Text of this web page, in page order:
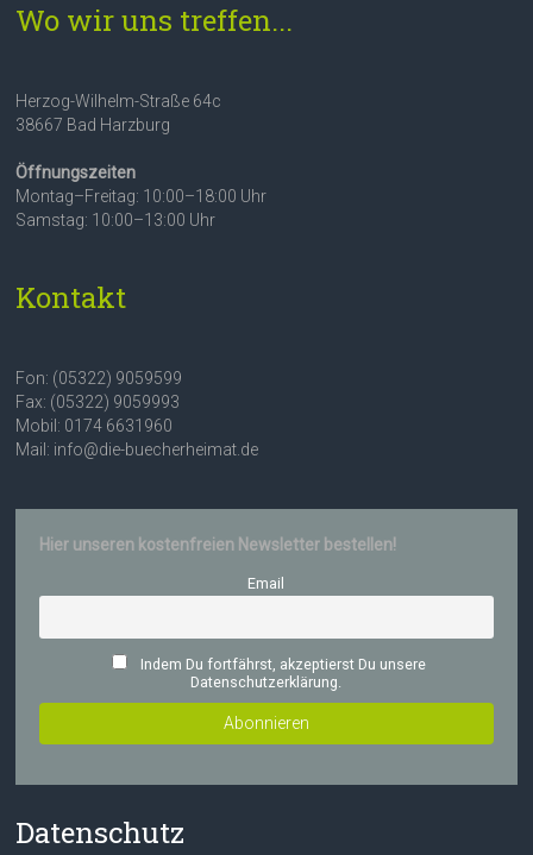
Wo wir uns treffen...
Herzog-Wilhelm-Straße 64c
38667 Bad Harzburg
Öffnungszeiten
Montag–Freitag: 10:00–18:00 Uhr
Samstag: 10:00–13:00 Uhr
Kontakt
Fon: (05322) 9059599
Fax: (05322) 9059993
Mobil: 0174 6631960
Mail: info@die-buecherheimat.de
Hier unseren kostenfreien Newsletter bestellen!
Email
Indem Du fortfährst, akzeptierst Du unsere
Datenschutzerklärung.
Datenschutz